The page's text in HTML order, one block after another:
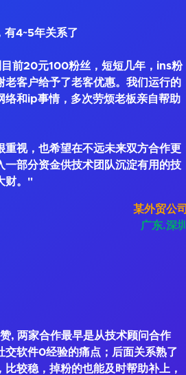
4~5年关系了
前20元100粉丝，短短几年，ins粉
老客户给予了老客优惠。我们运行的
络和ip事情，多次劳烦老板亲自帮助
重视，也希望在不远未来双方合作更
一部分资金供技术团队沉淀有用的技
财。"
某外贸公司
广东.深圳
, 两家合作最早是从技术顾问合作
交软件0经验的痛点；后面关系熟了
比较稳，掉粉的也能及时帮助补上，